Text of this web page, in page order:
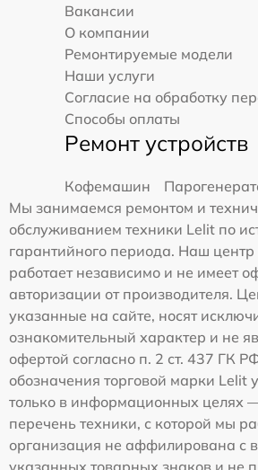
Вакансии
О компании
Ремонтируемые модели
Наши услуги
Согласие на обработку
Способы оплаты
Ремонт устройств
Кофемашин
Мы занимаемся ремонтом и
обслуживанием техники Lelit по
гарантийного периода. Наш центр
работает независимо и не имеет
авторизации от производителя.
указанные на сайте, носят
ознакомительный характер и не
офертой согласно п. 2 ст. 437 ГК
обозначения торговой марки Lelit
только в информационных целях
перечень техники, с которой мы
организация не аффилирована с
указанных товарных знаков и не